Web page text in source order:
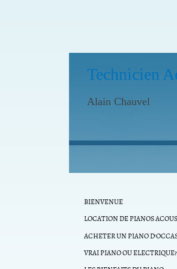
Technicien
Alain Chauvel
BIENVENUE
LOCATION DE PIANOS
ACHETER UN PIANO
VRAI PIANO OU